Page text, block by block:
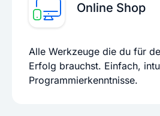
Online Shop
Alle Werkzeuge die du für
Erfolg brauchst. Einfach,
Programmierkenntnisse.